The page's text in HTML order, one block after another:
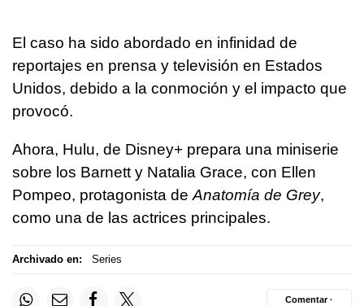
El caso ha sido abordado en infinidad de
reportajes en prensa y televisión en Estados
Unidos, debido a la conmoción y el impacto que
provocó.
Ahora, Hulu, de Disney+ prepara una miniserie
sobre los Barnett y Natalia Grace, con Ellen
Pompeo, protagonista de Anatomía de Grey,
como una de las actrices principales.
Archivado en: Series
Comentar ·